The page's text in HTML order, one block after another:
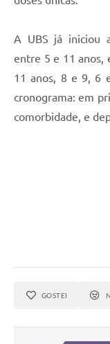
A UBS já iniciou
entre 5 e 11 anos,
11 anos, 8 e 9, 6
cronograma: em
comorbidade, e
GOSTEI